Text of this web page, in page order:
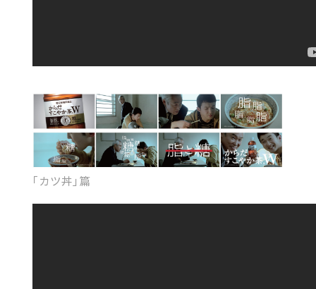
「カツ丼」篇